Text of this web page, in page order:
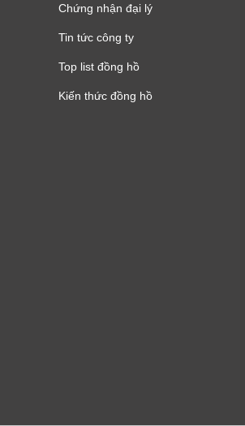
Chứng nhận đại lý
Tin tức công ty
Top list đồng hồ
Kiến thức đồng hồ